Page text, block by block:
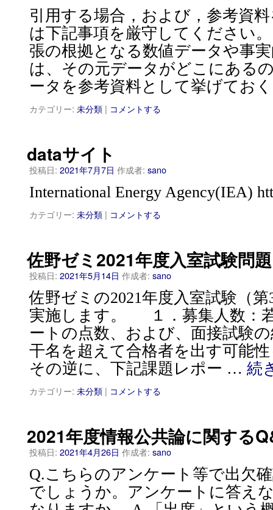
引用する場合，および，参考資
は下記事項を厳守してくださ
張の根拠となる数値データや事
は、その元データがどこにある
ータを参考資料として挙げてお
カテゴリー: 未分類 | コメントする
dataサイト
投稿日: 2021年7月7日 作成者: sano
International Energy Agency(IEA)
カテゴリー: 未分類 | コメントする
佐野ゼミ2021年度入室試験問
投稿日: 2021年5月14日 作成者: sano
佐野ゼミの2021年度入室試験（
実施します。 １．募集人数：
ートの点数、および、面接試験
干名を超えて合格者を出す可能
その逆に、下記課題レポー … 続
カテゴリー: 未分類 | コメントする
2021年度情報公共論に関する
投稿日: 2021年4月26日 作成者: sano
Q.こちらのアンケート等で出欠
でしょうか。アンケートに答え